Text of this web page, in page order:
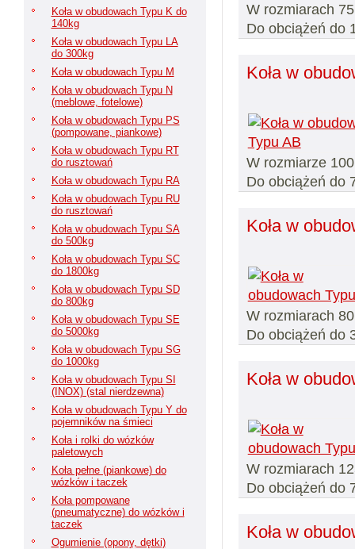
Koła w obudowach Typu K do
140kg
Koła w obudowach Typu LA
do 300kg
Koła w obudowach Typu M
Koła w obudowach Typu N
(meblowe, fotelowe)
Koła w obudowach Typu PS
(pompowane, piankowe)
Koła w obudowach Typu RT
do rusztowań
Koła w obudowach Typu RA
Koła w obudowach Typu RU
do rusztowań
Koła w obudowach Typu SA
do 500kg
Koła w obudowach Typu SC
do 1800kg
Koła w obudowach Typu SD
do 800kg
Koła w obudowach Typu SE
do 5000kg
Koła w obudowach Typu SG
do 1000kg
Koła w obudowach Typu SI
(INOX) (stal nierdzewna)
Koła w obudowach Typu Y do
pojemników na śmieci
Koła i rolki do wózków
paletowych
Koła pełne (piankowe) do
wózków i taczek
Koła pompowane
(pneumatyczne) do wózków i
taczek
Ogumienie (opony, dętki)
W rozmiarach
Do obciążeń do
Koła w
W rozmiarze
Do obciążeń do
Koła w
W rozmiarach
Do obciążeń do
Koła w
W rozmiarach
Do obciążeń do
Koła w